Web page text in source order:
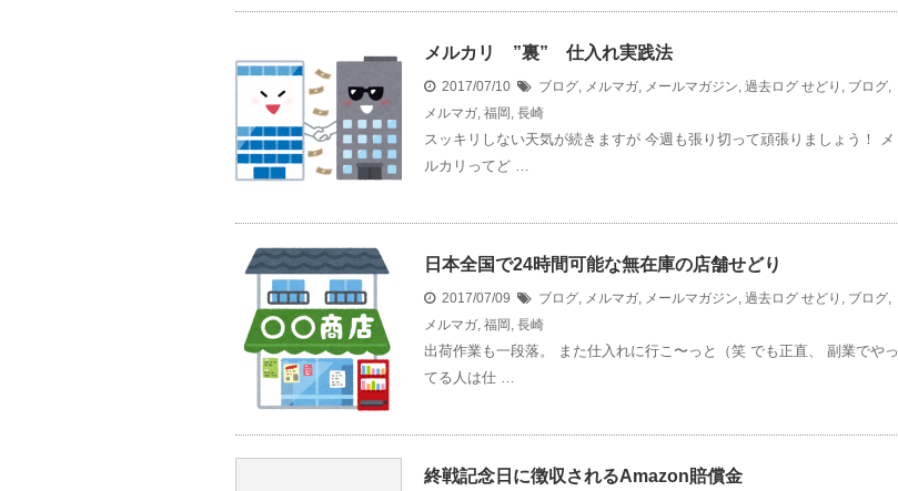
メルカリ ”裏” 仕入れ実践法
2017/07/10 ブログ, メルマガ, メールマガジン, 過去ログ せどり , ブログ,
メルマガ, 福岡 , 長崎
スッキリしない天気が続きますが 今週も張り切って頑張りましょう！ メ
ルカリってど …
日本全国で24時間可能な無在庫の店舗せどり
2017/07/09 ブログ, メルマガ, メールマガジン, 過去ログ せどり , ブログ,
メルマガ, 福岡 , 長崎
出荷作業も一段落。 また仕入れに行こ〜っと（笑 でも正直、 副業でやっ
てる人は仕 …
終戦記念日に徴収されるAmazon賠償金